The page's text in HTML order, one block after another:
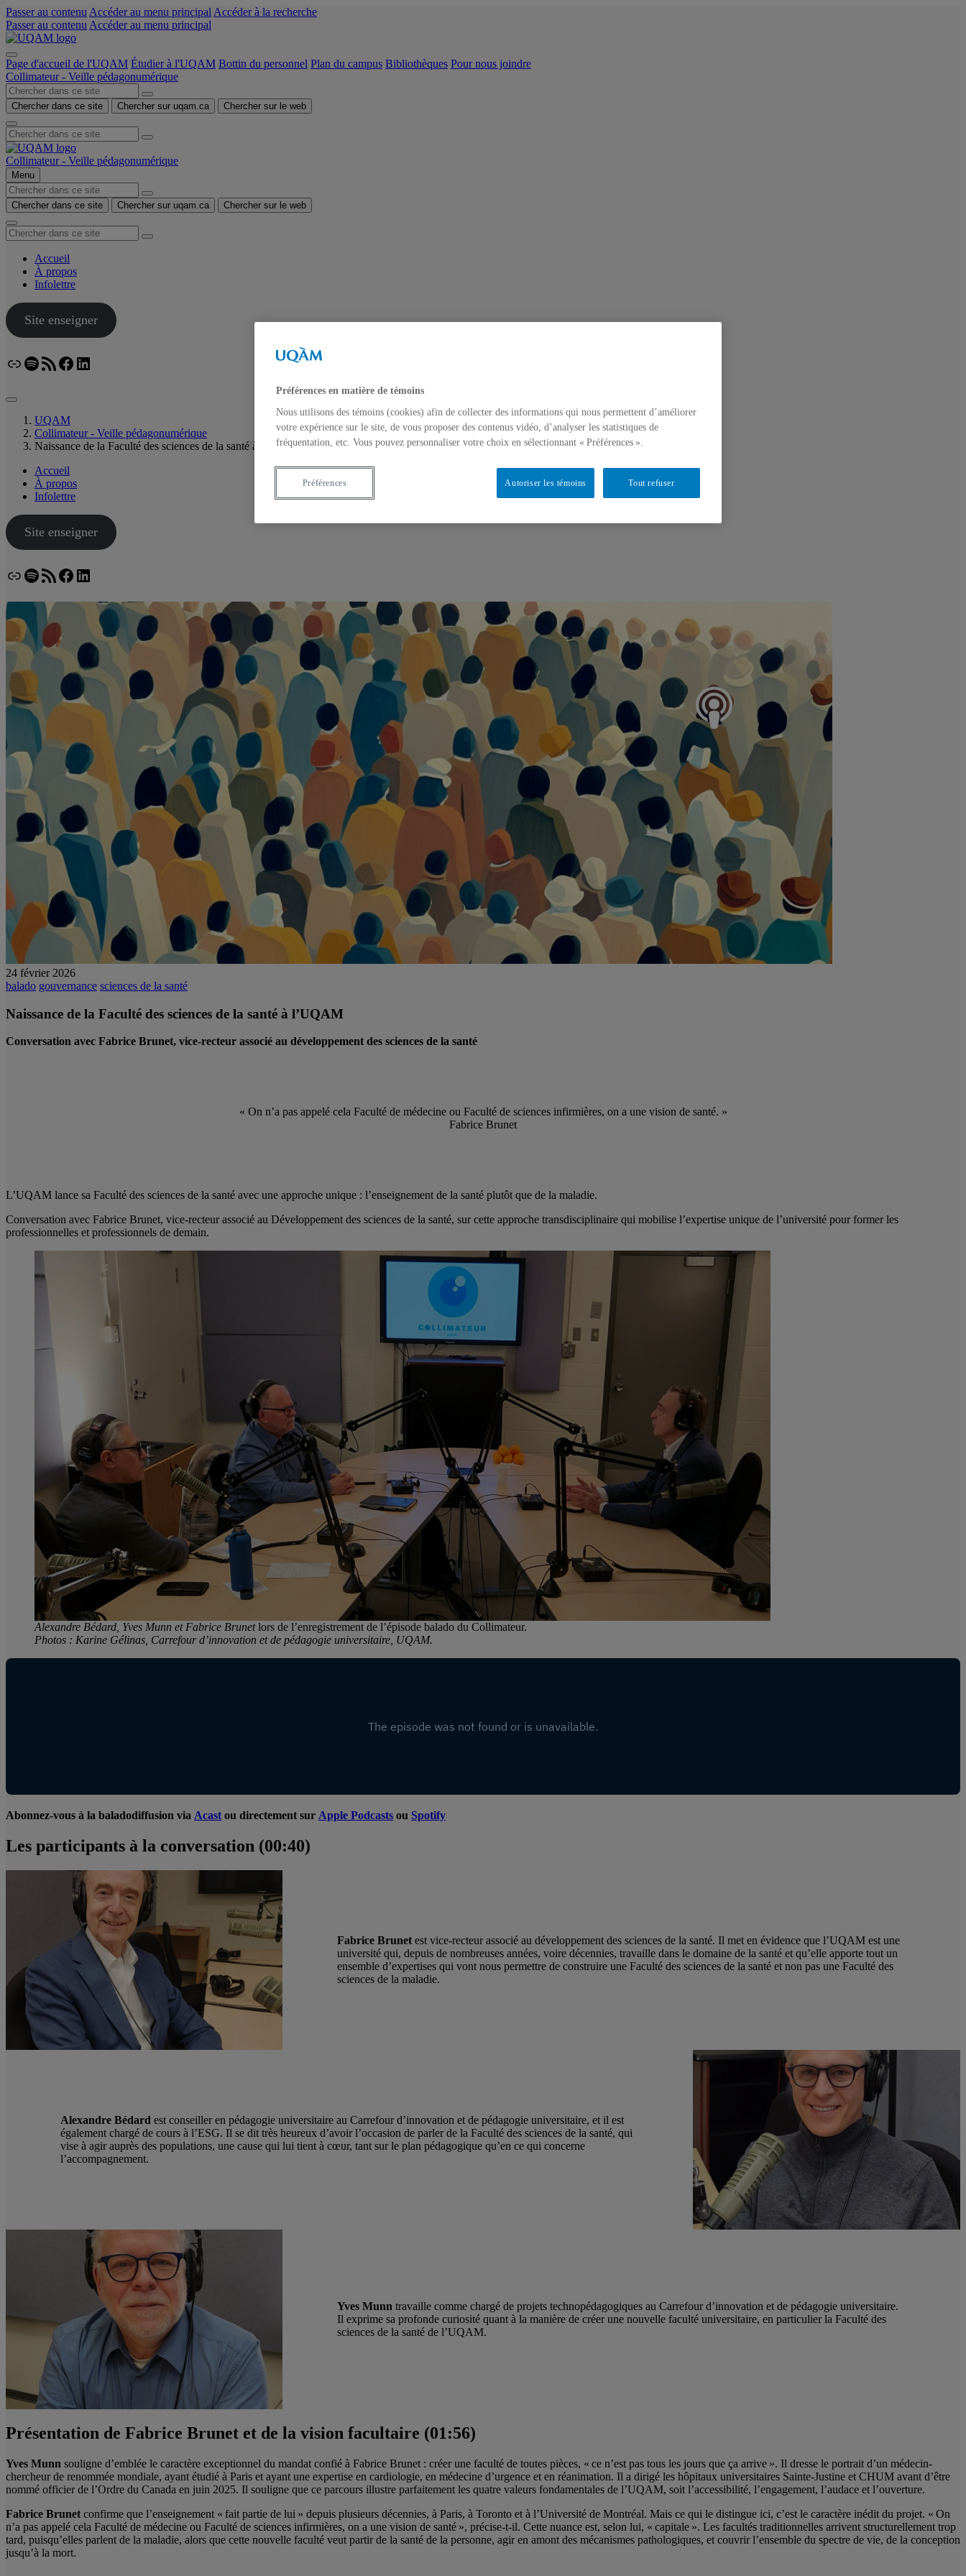
Passer au contenu Accéder au menu principal Accéder à la recherche
Passer au contenu Accéder au menu principal
Page d'accueil de l'UQAM Étudier à l'UQAM Bottin du personnel Plan du campus Bibliothèques Pour nous joindre
Collimateur - Veille pédagonumérique
Chercher dans ce site Chercher sur uqam.ca Chercher sur le web
Collimateur - Veille pédagonumérique
Menu
Chercher dans ce site Chercher sur uqam.ca Chercher sur le web
Accueil
À propos
Infolettre
Site enseigner
LienSpotify
Flux RSSFacebook
LinkedIn
UQAM
Collimateur - Veille pédagonumérique
Naissance de la Faculté des sciences de la santé à l’UQAM
Accueil
À propos
Infolettre
Site enseigner
LienSpotify
Flux RSSFacebook
LinkedIn
24 février 2026
balado gouvernance sciences de la santé
Naissance de la Faculté des sciences de la santé à l’UQAM
Conversation avec Fabrice Brunet, vice-recteur associé au développement des sciences de la santé
« On n’a pas appelé cela Faculté de médecine ou Faculté de sciences infirmières, on a une vision de santé. »
Fabrice Brunet
L’UQAM lance sa Faculté des sciences de la santé avec une approche unique : l’enseignement de la santé plutôt que de la maladie.
Conversation avec Fabrice Brunet, vice-recteur associé au Développement des sciences de la santé, sur cette approche transdisciplinaire qui mobilise l’expertise unique de l’université pour former les
professionnelles et professionnels de demain.
Alexandre Bédard, Yves Munn etFabrice Brunetlors de l’enregistrement de l’épisode balado du Collimateur.
Photos : Karine Gélinas, Carrefour d’innovation et de pédagogie universitaire, UQAM.
Abonnez-vous à la baladodiffusion via Acast ou directement sur Apple Podcasts ou Spotify
Les participants à la conversation (00:40)
Fabrice Brunetest vice-recteur associé au développement des sciences de la santé. Il met en évidence que l’UQAM est une
université qui, depuis de nombreuses années, voire décennies, travaille dans le domaine de la santé et qu’elle apporte tout un
ensemble d’expertises qui vont nous permettre de construire une Faculté des sciences de la santé et non pas une Faculté des
sciences de la maladie.
Alexandre Bédard est conseiller en pédagogie universitaire au Carrefour d’innovation et de pédagogie universitaire, et il est
également chargé de cours à l’ESG. Il se dit très heureux d’avoir l’occasion de parler de la Faculté des sciences de la santé, qui
vise à agir auprès des populations, une cause qui lui tient à cœur, tant sur le plan pédagogique qu’en ce qui concerne
l’accompagnement.
Yves Munn travaille comme chargé de projets technopédagogiques au Carrefour d’innovation et de pédagogie universitaire.
Il exprime sa profonde curiosité quant à la manière de créer une nouvelle faculté universitaire, en particulier la Faculté des
sciences de la santé de l’UQAM.
Présentation de Fabrice Brunet et de la vision facultaire (01:56)
Yves Munn souligne d’emblée le caractère exceptionnel du mandat confié à Fabrice Brunet : créer une faculté de toutes pièces, « ce n’est pas tous les jours que ça arrive ». Il dresse le portrait d’un médecin-
chercheur de renommée mondiale, ayant étudié à Paris et ayant une expertise en cardiologie, en médecine d’urgence et en réanimation. Il a dirigé les hôpitaux universitaires Sainte-Justine et CHUM avant d’être
nommé officier de l’Ordre du Canada en juin 2025. Il souligne que ce parcours illustre parfaitement les quatre valeurs fondamentales de l’UQAM, soit l’accessibilité, l’engagement, l’audace et l’ouverture.
Fabrice Brunet confirme que l’enseignement « fait partie de lui » depuis plusieurs décennies, à Paris, à Toronto et à l’Université de Montréal. Mais ce qui le distingue ici, c’est le caractère inédit du projet. « On
n’a pas appelé cela Faculté de médecine ou Faculté de sciences infirmières, on a une vision de santé », précise-t-il. Cette nuance est, selon lui, « capitale ». Les facultés traditionnelles arrivent structurellement trop
tard, puisqu’elles parlent de la maladie, alors que cette nouvelle faculté veut partir de la santé de la personne, agir en amont des mécanismes pathologiques, et couvrir l’ensemble du spectre de vie, de la conception
jusqu’à la mort.
Préférences en matière de témoins
Nous utilisons des témoins (cookies) afin de collecter des informations qui nous permettent d’améliorer
votre expérience sur le site, de vous proposer des contenus vidéo, d’analyser les statistiques de
fréquentation, etc. Vous pouvez personnaliser votre choix en sélectionnant « Préférences ».
Tout refuser
Autoriser les témoins
Préférences